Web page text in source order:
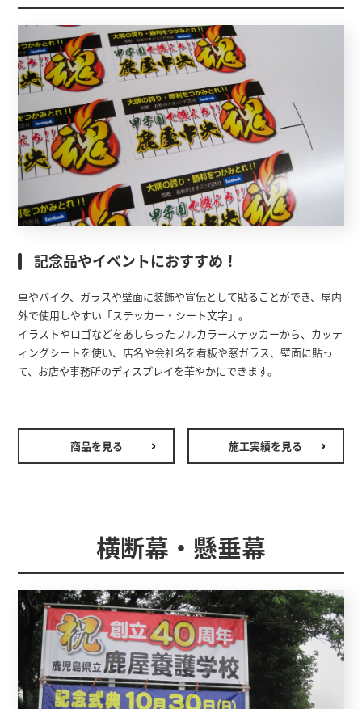
記念品やイベントにおすすめ！
車やバイク、ガラスや壁面に装飾や宣伝として貼ることができ、屋内
外で使用しやすい「ステッカー・シート文字」。
イラストやロゴなどをあしらったフルカラーステッカーから、カッテ
ィングシートを使い、店名や会社名を看板や窓ガラス、壁面に貼っ
て、お店や事務所のディスプレイを華やかにできます。
商品を見る 施工実績を見る
横断幕・懸垂幕